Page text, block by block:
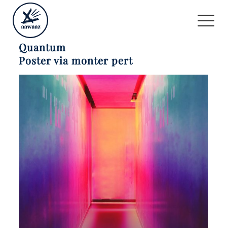
Quantum
Poster via monter pert